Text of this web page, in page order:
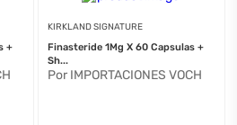
+
KIRKLAND SIGNATURE
Finasteride 1Mg X 60 Capsulas +
Sh...
Por IMPORTACIONES VOCH